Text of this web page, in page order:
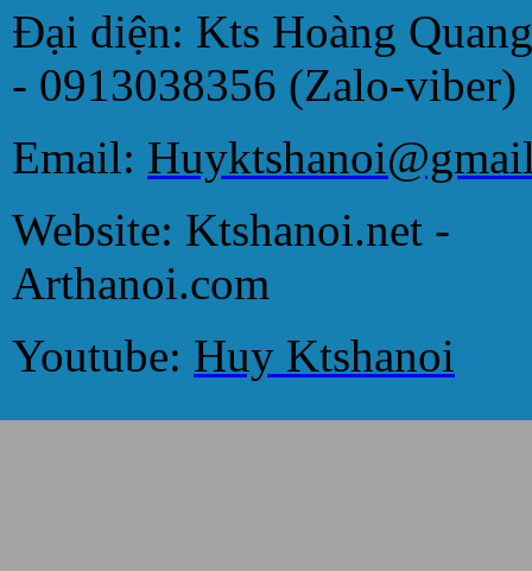
Đại diện: Kts Hoàng
- 0913038356 (Zalo-viber)
Email:
Website: Ktshanoi.net -
Arthanoi.com
Youtube: Huy Ktshanoi